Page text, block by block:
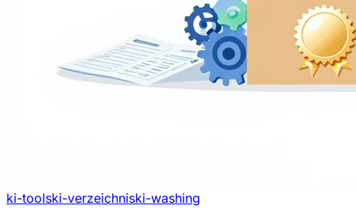
ki-toolski-verzeichniski-washing